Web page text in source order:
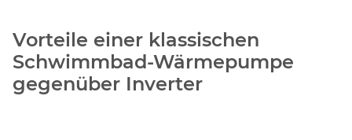
Vorteile einer klassischen
Schwimmbad-Wärmepumpe
gegenüber Inverter